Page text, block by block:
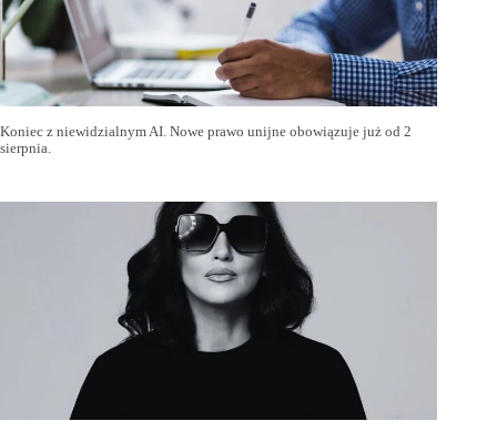
Koniec z niewidzialnym AI. Nowe prawo unijne obowiązuje już od 2
sierpnia.